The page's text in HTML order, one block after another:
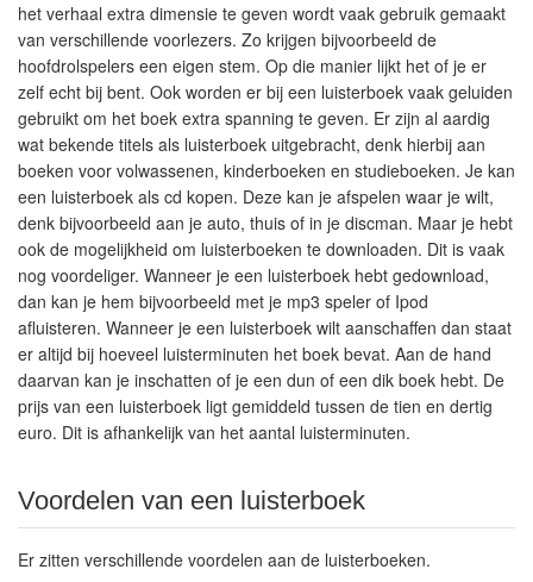
het verhaal extra dimensie te geven wordt vaak gebruik gemaakt
van verschillende voorlezers. Zo krijgen bijvoorbeeld de
hoofdrolspelers een eigen stem. Op die manier lijkt het of je er
zelf echt bij bent. Ook worden er bij een luisterboek vaak geluiden
gebruikt om het boek extra spanning te geven. Er zijn al aardig
wat bekende titels als luisterboek uitgebracht, denk hierbij aan
boeken voor volwassenen, kinderboeken en studieboeken. Je kan
een luisterboek als cd kopen. Deze kan je afspelen waar je wilt,
denk bijvoorbeeld aan je auto, thuis of in je discman. Maar je hebt
ook de mogelijkheid om luisterboeken te downloaden. Dit is vaak
nog voordeliger. Wanneer je een luisterboek hebt gedownload,
dan kan je hem bijvoorbeeld met je mp3 speler of Ipod
afluisteren. Wanneer je een luisterboek wilt aanschaffen dan staat
er altijd bij hoeveel luisterminuten het boek bevat. Aan de hand
daarvan kan je inschatten of je een dun of een dik boek hebt. De
prijs van een luisterboek ligt gemiddeld tussen de tien en dertig
euro. Dit is afhankelijk van het aantal luisterminuten.
Voordelen van een luisterboek
Er zitten verschillende voordelen aan de luisterboeken.